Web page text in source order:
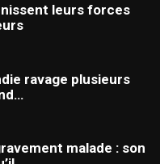
leurs forces
ravage plusieurs
malade : son